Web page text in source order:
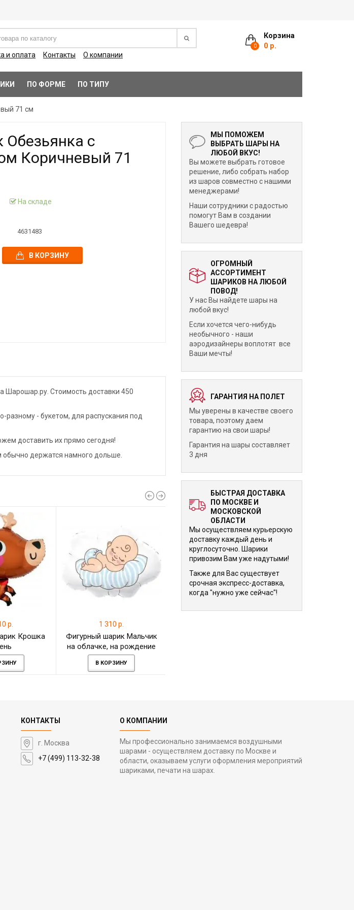
Корзина
0 0 р.
и оплата Контакты О компании
ПО ФОРМЕ ПО ТИПУ
71 см
с
Коричневый 71
На складе
4631483
В КОРЗИНУ
Шарошар.ру. Стоимость доставки 450
- букетом, для распускания под
доставить их прямо сегодня!
обычно держатся намного дольше.
р.
Крошка
1 310 р.
Фигурный шарик Мальчик
на облачке, на рождение
ребенка
В КОРЗИНУ
МЫ ПОМОЖЕМ
ВЫБРАТЬ ШАРЫ НА
ЛЮБОЙ ВКУС!
Вы можете выбрать готовое
решение, либо собрать набор
из шаров совместно с нашими
менеджерами!
Наши сотрудники с радостью
помогут Вам в создании
Вашего шедевра!
ОГРОМНЫЙ
АССОРТИМЕНТ
ШАРИКОВ НА ЛЮБОЙ
ПОВОД!
У нас Вы найдете шары на
любой вкус!
Если хочется чего-нибудь
необычного - наши
аэродизайнеры воплотят все
Ваши мечты!
ГАРАНТИЯ НА ПОЛЕТ
Мы уверены в качестве своего
товара, поэтому даем
гарантию на свои шары!
Гарантия на шары составляет
3 дня
БЫСТРАЯ ДОСТАВКА
ПО МОСКВЕ И
МОСКОВСКОЙ
ОБЛАСТИ
Мы осуществляем курьерскую
доставку каждый день и
круглосуточно. Шарики
привозим Вам уже надутыми!
Также для Вас существует
срочная экспресс-доставка,
когда "нужно уже сейчас"!
КОНТАКТЫ
г. Москва
+7 (499) 113-32-38
О КОМПАНИИ
Мы профессионально занимаемся воздушными
шарами - осуществляем доставку по Москве и
области, оказываем услуги оформления мероприятий
шариками, печати на шарах.